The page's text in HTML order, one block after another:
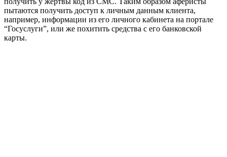
пытаются получить доступ к личным данным клиента,
например, информации из его личного кабинета на портале
“Госуслуги”, или же похитить средства с его банковской
карты.